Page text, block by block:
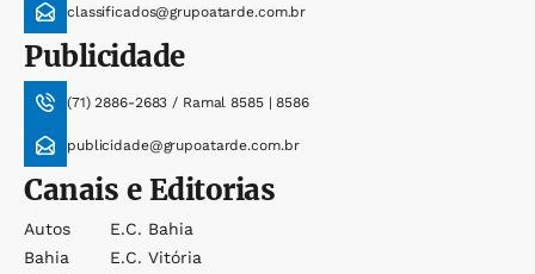
classificados@grupoatarde.com.br
Publicidade
(71) 2886-2683 / Ramal 8585 | 8586
publicidade@grupoatarde.com.br
Canais e Editorias
Autos
Bahia
E.c. Bahia
E.c. Vitória